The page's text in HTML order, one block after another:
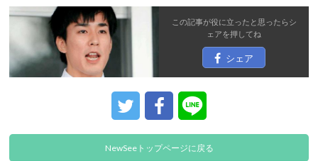
この記事が役に立ったと思ったらシ
ェアを押してね
シェア
NewSeeトップページに戻る